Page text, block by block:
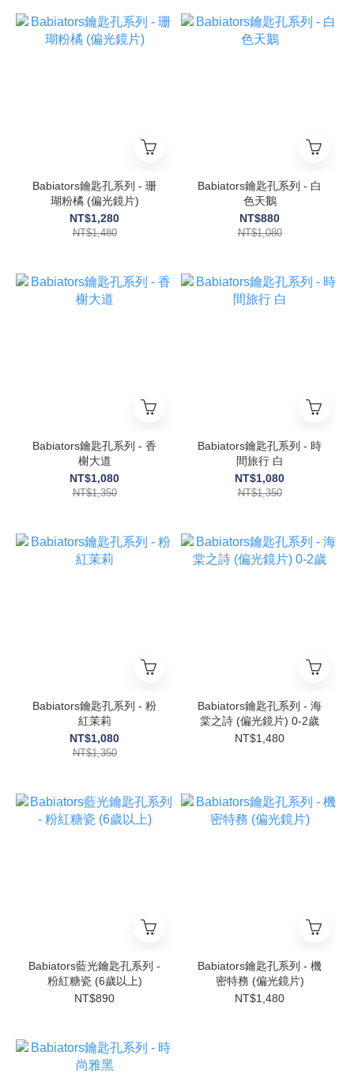
Babiators鑰匙孔系列 - 珊
瑚粉橘 (偏光鏡片)
NT$1,280
NT$1,480
Babiators鑰匙孔系列 - 白
色天鵝
NT$880
NT$1,080
Babiators鑰匙孔系列 - 香
榭大道
NT$1,080
NT$1,350
Babiators鑰匙孔系列 - 時
間旅行 白
NT$1,080
NT$1,350
Babiators鑰匙孔系列 - 粉
紅茉莉
NT$1,080
NT$1,350
Babiators鑰匙孔系列 - 海
棠之詩 (偏光鏡片) 0-2歲
NT$1,480
Babiators藍光鑰匙孔系列 -
粉紅糖瓷 (6歲以上)
NT$890
Babiators鑰匙孔系列 - 機
密特務 (偏光鏡片)
NT$1,480